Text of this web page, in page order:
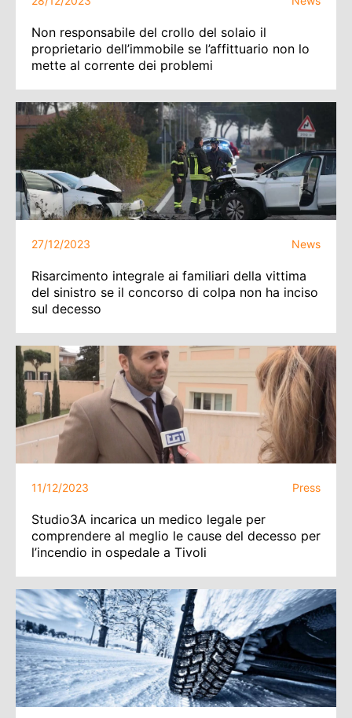
Non responsabile del crollo del solaio il
proprietario dell’immobile se l’affittuario non lo
mette al corrente dei problemi
27/12/2023 News
Risarcimento integrale ai familiari della vittima
del sinistro se il concorso di colpa non ha inciso
sul decesso
11/12/2023 Press
Studio3A incarica un medico legale per
comprendere al meglio le cause del decesso per
l’incendio in ospedale a Tivoli